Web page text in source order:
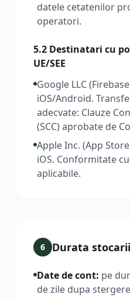
datele cetatenilor
operatori.
5.2 Destinatari cu
UE/SEE
Google LLC
iOS/Android.
adecvate: Clauze
(SCC) aprobate de
Apple Inc. (App
iOS. Conformitate
aplicabile.
6 Durata stocarii
Date de cont: pe
de zile dupa